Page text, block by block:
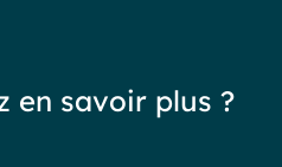
en savoir plus ?